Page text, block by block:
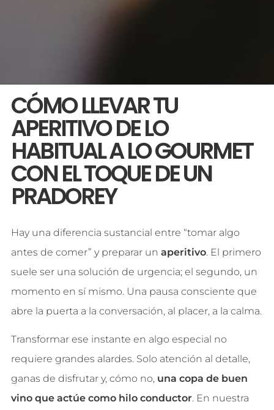
CÓMO LLEVAR TU
APERITIVO DE LO
HABITUAL A LO GOURMET
CON EL TOQUE DE UN
PRADOREY
Hay una diferencia sustancial entre “tomar algo
antes de comer” y preparar un aperitivo. El primero
suele ser una solución de urgencia; el segundo, un
momento en sí mismo. Una pausa consciente que
abre la puerta a la conversación, al placer, a la calma.
Transformar ese instante en algo especial no
requiere grandes alardes. Solo atención al detalle,
ganas de disfrutar y, cómo no, una copa de buen
vino que actúe como hilo conductor. En nuestra